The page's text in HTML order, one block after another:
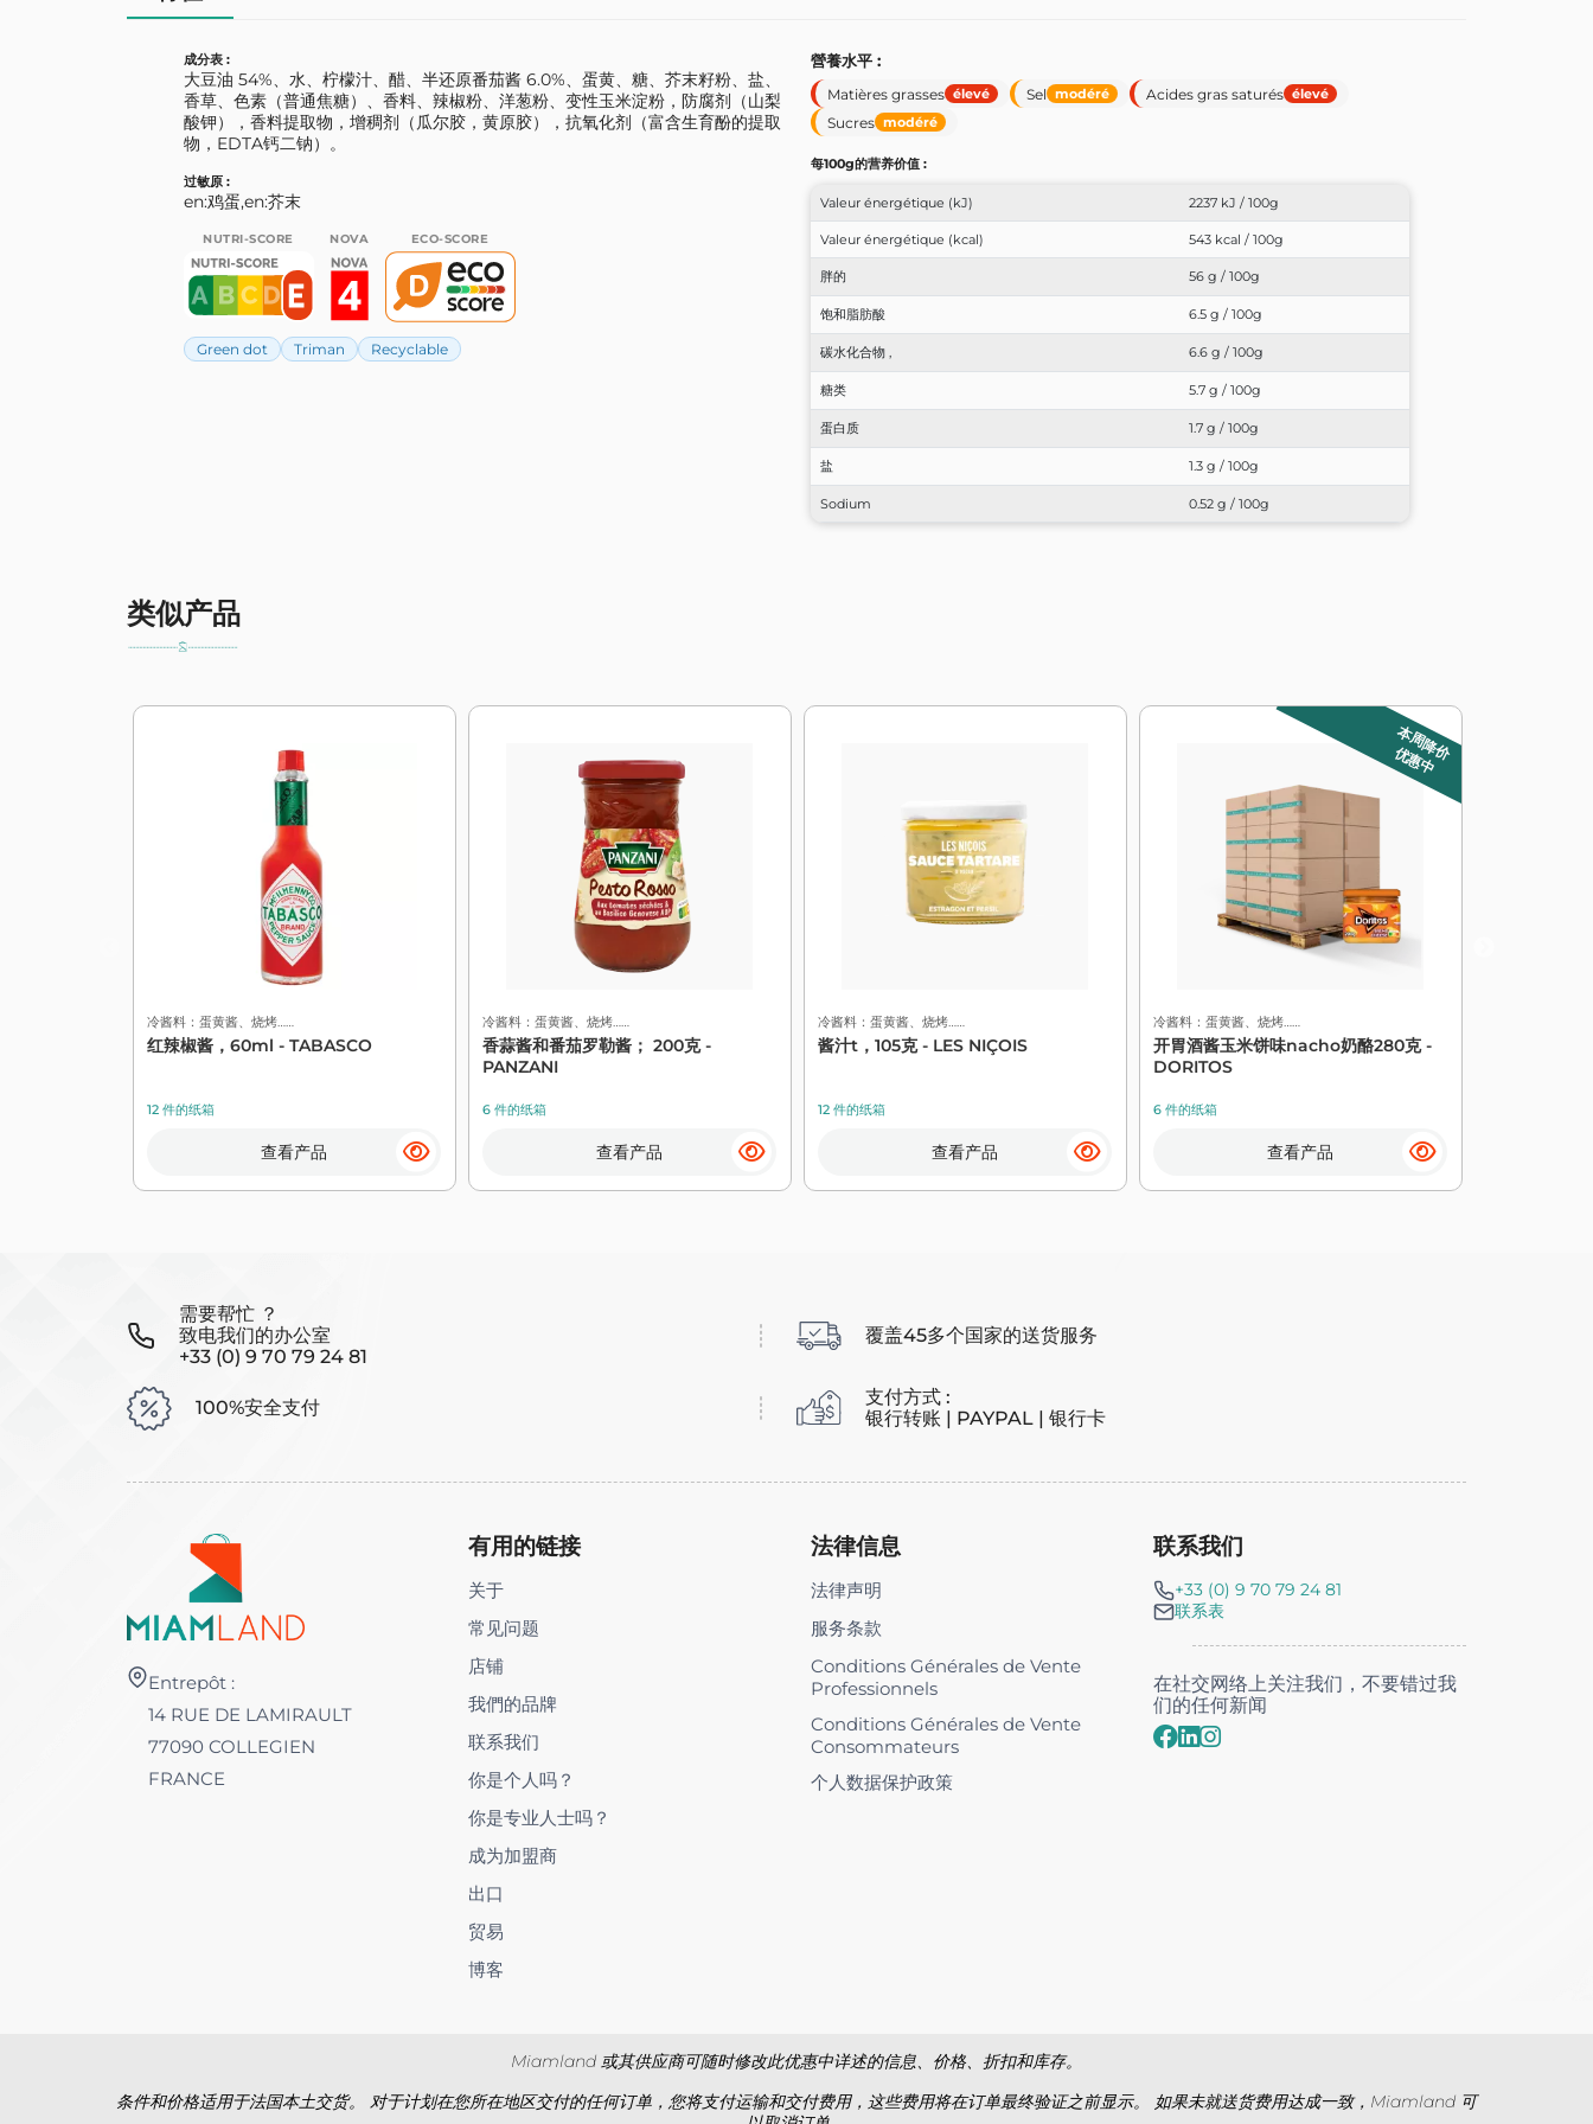
成分表 :
大豆油 54%、水、柠檬汁、醋、半还原番茄酱 6.0%、蛋黄、糖、芥末籽粉、盐、
香草、色素（普通焦糖）、香料、辣椒粉、洋葱粉、变性玉米淀粉，防腐剂（山梨
酸钾），香料提取物，增稠剂（瓜尔胶，黄原胶），抗氧化剂（富含生育酚的提取
物，EDTA钙二钠）。
过敏原 :
en:鸡蛋,en:芥末
NUTRI-SCORE NOVA ECO-SCORE
Green dot Triman Recyclable
營養水平 :
Matières grasses élevé Sel modéré Acides gras saturés élevé
Sucres modéré
每100g的营养价值 :
Valeur énergétique (kJ) 2237 kJ / 100g
Valeur énergétique (kcal) 543 kcal / 100g
胖的 56 g / 100g
饱和脂肪酸 6.5 g / 100g
碳水化合物 , 6.6 g / 100g
糖类 5.7 g / 100g
蛋白质 1.7 g / 100g
盐 1.3 g / 100g
Sodium 0.52 g / 100g
类似产品
冷酱料：蛋黄酱、烧烤……
红辣椒酱，60ml - TABASCO
12 件的纸箱
查看产品
冷酱料：蛋黄酱、烧烤……
香蒜酱和番茄罗勒酱； 200克 -
PANZANI
6 件的纸箱
查看产品
冷酱料：蛋黄酱、烧烤……
酱汁t，105克 - LES NIÇOIS
12 件的纸箱
查看产品
本周降价
优惠中
冷酱料：蛋黄酱、烧烤……
开胃酒酱玉米饼味nacho奶酪280克 -
DORITOS
6 件的纸箱
查看产品
需要帮忙 ？
致电我们的办公室
+33 (0) 9 70 79 24 81
覆盖45多个国家的送货服务
100%安全支付
支付方式 :
银行转账 | PAYPAL | 银行卡
Entrepôt :
14 RUE DE LAMIRAULT
77090 COLLEGIEN
FRANCE
有用的链接
关于
常见问题
店铺
我們的品牌
联系我们
你是个人吗？
你是专业人士吗？
成为加盟商
出口
贸易
博客
法律信息
法律声明
服务条款
Conditions Générales de Vente
Professionnels
Conditions Générales de Vente
Consommateurs
个人数据保护政策
联系我们
+33 (0) 9 70 79 24 81
联系表
在社交网络上关注我们，不要错过我
们的任何新闻
Miamland 或其供应商可随时修改此优惠中详述的信息、价格、折扣和库存。
条件和价格适用于法国本土交货。 对于计划在您所在地区交付的任何订单，您将支付运输和交付费用，这些费用将在订单最终验证之前显示。 如果未就送货费用达成一致，Miamland 可